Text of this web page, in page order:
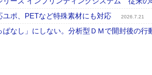
ポ、PETなど特殊素材にも対応 2026.7.21
なし」にしない。分析型ＤＭで開封後の